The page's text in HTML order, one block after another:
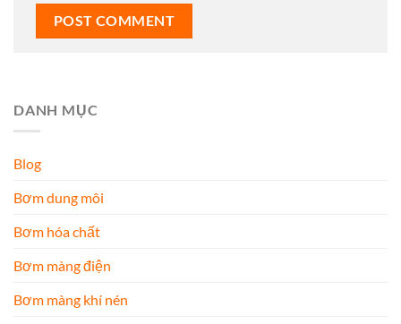
DANH MỤC
Blog
Bơm dung môi
Bơm hóa chất
Bơm màng điện
Bơm màng khí nén